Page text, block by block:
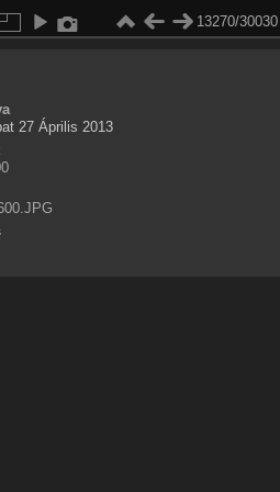
13270/30030
27 Április 2013